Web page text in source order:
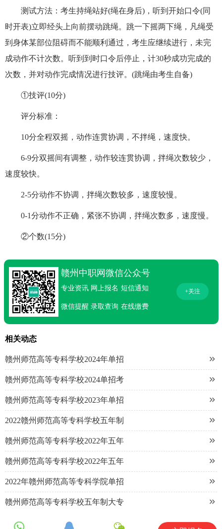
测试方法：考生持绳站好(绳在身后)，听到开始口令(同
时开表)立即经头上向前摆动跳绳。跳一下摇两下绳，凡绳受
到身体某部位阻碍而不能顺利通过，考生应继续进行，未完
成动作不计次数。听到到时口令后停止，计30秒成功完成的
次数，并对动作完成情况进行技评。(跳绳由考生自备)
①技评(10分)
评分标准：
10分全程双摇，动作连贯协调，不拌绳，速度快。
6-9分双摇间有调整，动作较连贯协调，拌绳次数较少，
速度较快。
2-5分动作不协调，拌绳次数较多，速度较慢。
0-1分动作不正确，紧张不协调，拌绳次数多，速度慢。
②个数(15分)
赣州中职网微信公众号
专业资讯 网上报名 短信通知
微信提醒 录取查询 在线缴费
+关注
相关动态

赣州师范高等专科学校2024年单招

赣州师范高等专科学校2024单招考

赣州师范高等专科学校2023年单招

2022赣州师范高等专科学校五年制

赣州师范高等专科学校2022年五年

赣州师范高等专科学校2022年五年

2022年赣州师范高等专科学院单招

赣州师范高等专科学校五年制大专